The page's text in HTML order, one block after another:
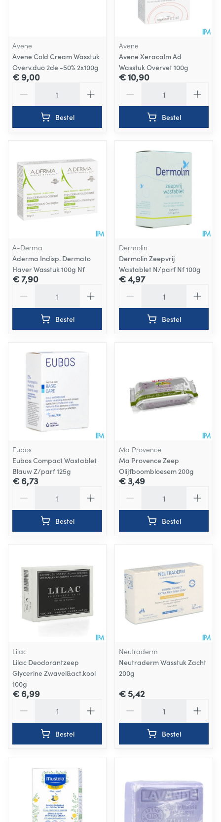
Avene
Avene Cold Cream Wasstuk
Overv.duo 2de -50% 2x100g
€ 9,00
Bestel
Avene
Avene Xeracalm Ad
Wasstuk Overvet 100g
€ 10,90
Bestel
A-Derma
Aderma Indisp. Dermato
Haver Wasstuk 100g Nf
€ 7,90
Bestel
Dermolin
Dermolin Zeepvrij
Wastablet N/parf Nf 100g
€ 4,97
Bestel
Eubos
Eubos Compact Wastablet
Blauw Z/parf 125g
€ 6,73
Bestel
Ma Provence
Ma Provence Zeep
Olijfboombloesem 200g
€ 3,49
Bestel
Lilac
Lilac Deodorantzeep
Glycerine Zwavel&act.kool
100g
€ 6,99
Bestel
Neutraderm
Neutraderm Wasstuk Zacht
200g
€ 5,42
Bestel